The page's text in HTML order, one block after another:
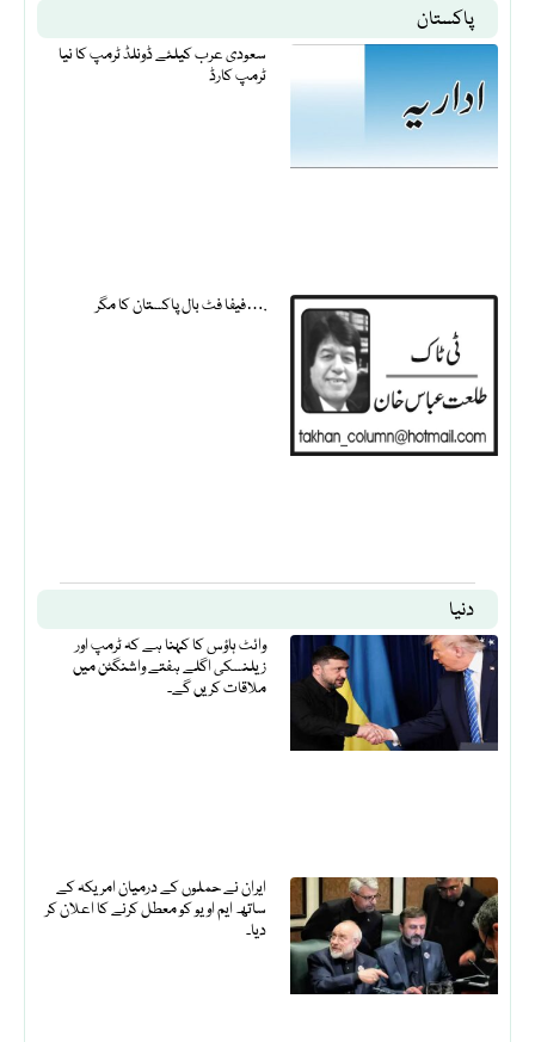
پاکستان
سعودی عرب کیلئے ڈونلڈ ٹرمپ کا نیا
ٹرمپ کارڈ
فیفا فٹ بال پاکستان کا مگر….
دنیا
وائٹ ہاؤس کا کہنا ہے کہ ٹرمپ اور
زیلنسکی اگلے ہفتے واشنگٹن میں
ملاقات کریں گے۔
ایران نے حملوں کے درمیان امریکہ کے
ساتھ ایم او یو کو معطل کرنے کا اعلان کر
دیا۔